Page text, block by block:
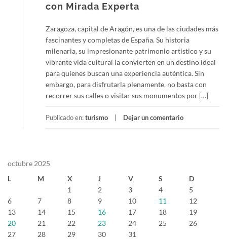
con Mirada Experta
Zaragoza, capital de Aragón, es una de las ciudades más
fascinantes y completas de España. Su historia
milenaria, su impresionante patrimonio artístico y su
vibrante vida cultural la convierten en un destino ideal
para quienes buscan una experiencia auténtica. Sin
embargo, para disfrutarla plenamente, no basta con
recorrer sus calles o visitar sus monumentos por […]
Publicado en:turismo Dejar un comentario
octubre 2025
L
M X J V S
D
1
2 3 4
5
6
7 8 9 10 11
12
13
14 15 16 17 18
19
20
21 22 23 24 25
26
27
28 29 30 31